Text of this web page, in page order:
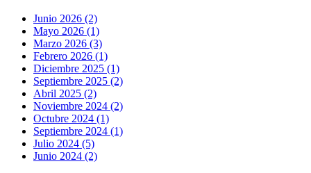
Junio 2026 (2)
Mayo 2026 (1)
Marzo 2026 (3)
Febrero 2026 (1)
Diciembre 2025 (1)
Septiembre 2025 (2)
Abril 2025 (2)
Noviembre 2024 (2)
Octubre 2024 (1)
Septiembre 2024 (1)
Julio 2024 (5)
Junio 2024 (2)